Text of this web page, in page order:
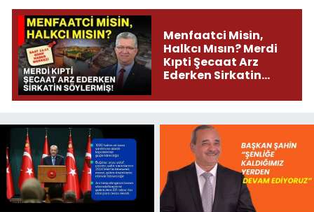
Menfaatci Misin,
Halkcı Mısın? Merdi
Kıpti Şecaat Arz
Ederken Sirkatin